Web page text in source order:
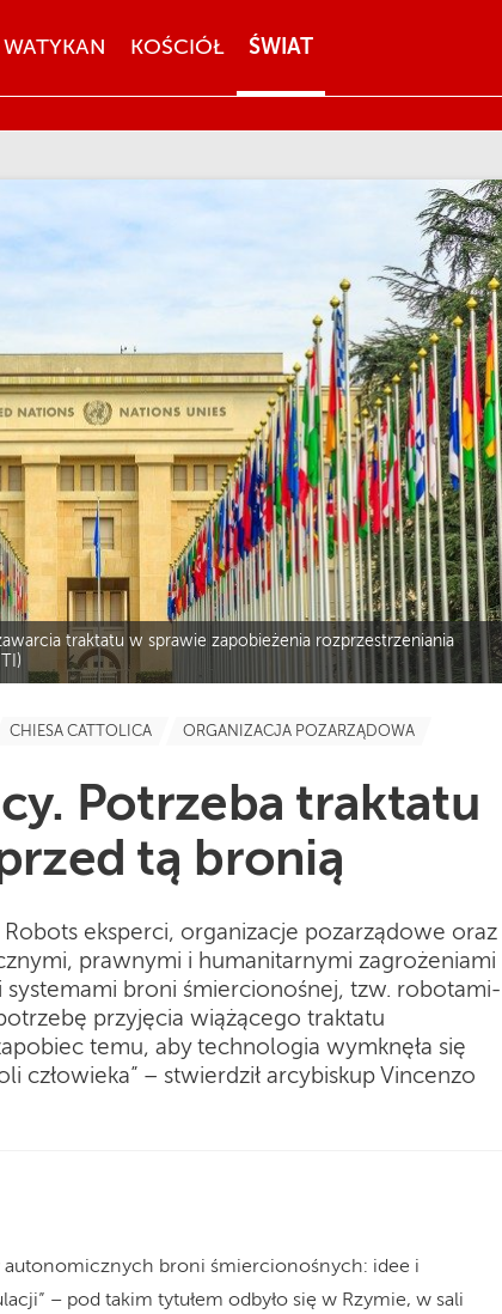
WATYKAN KOŚCIÓŁ ŚWIAT
traktatu w sprawie zapobieżenia rozprzestrzeniania
CHIESA CATTOLICA ORGANIZACJA POZARZĄDOWA
Potrzeba traktatu
tą bronią
eksperci, organizacje pozarządowe oraz
prawnymi i humanitarnymi zagrożeniami
broni śmiercionośnej, tzw. robotami-
przyjęcia wiążącego traktatu
temu, aby technologia wymknęła się
człowieka” – stwierdził arcybiskup Vincenzo
autonomicznych broni śmiercionośnych: idee i
– pod takim tytułem odbyło się w Rzymie, w sali